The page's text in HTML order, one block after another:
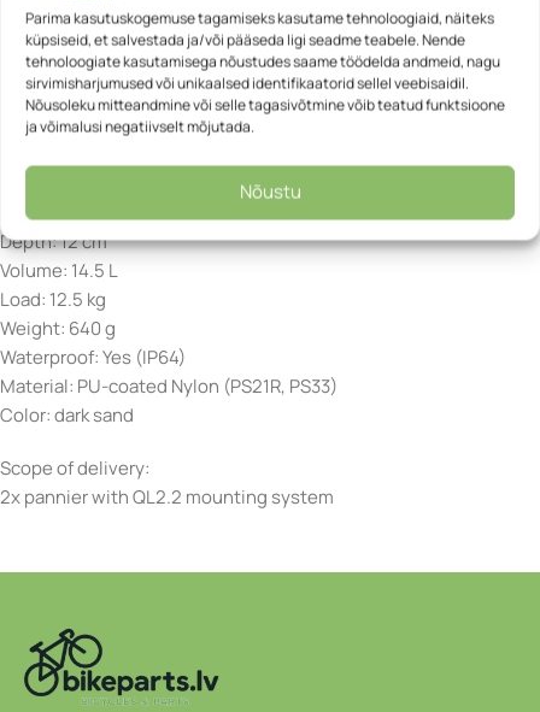
Parima kasutuskogemuse tagamiseks kasutame tehnoloogiaid, näiteks
küpsiseid, et salvestada ja/või pääseda ligi seadme teabele. Nende
tehnoloogiate kasutamisega nõustudes saame töödelda andmeid, nagu
sirvimisharjumused või unikaalsed identifikaatorid sellel veebisaidil.
Nõusoleku mitteandmine või selle tagasivõtmine võib teatud funktsioone
ja võimalusi negatiivselt mõjutada.
Nõustu
16 mm.
• Hanging and removing the bag with just one hand
• Bright reflectors made of 3M Scotchlite reflective material
• Easy to clean inside
Width: 26 cm
Depth: 12 cm
Volume: 14.5 L
Load: 12.5 kg
Weight: 640 g
Waterproof: Yes (IP64)
Material: PU-coated Nylon (PS21R, PS33)
Color: dark sand
Scope of delivery:
2x pannier with QL2.2 mounting system